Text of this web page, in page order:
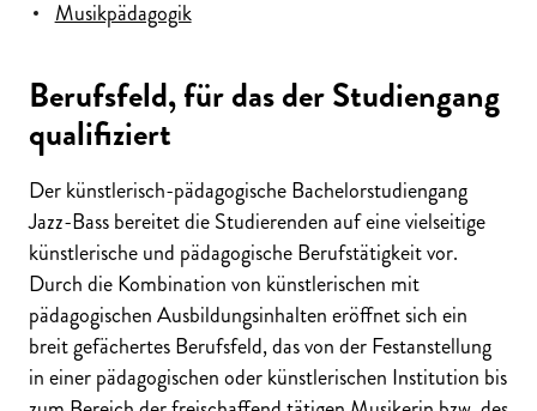
Musikpädagogik
Berufsfeld, für das der Studiengang
qualifiziert
Der künstlerisch-pädagogische Bachelorstudiengang
Jazz-Bassbereitet die Studierenden auf eine vielseitige
künstlerische und pädagogische Berufstätigkeit vor.
Durch die Kombination von künstlerischen mit
pädagogischen Ausbildungsinhalten eröffnet sich ein
breit gefächertes Berufsfeld, das von der Festanstellung
in einer pädagogischen oder künstlerischen Institution bis